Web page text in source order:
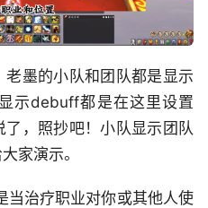
墨的小队和团队都是显示
示debuff都是在这里设置
，照抄吧！小队显示团队
家演示。
当治疗职业对你或其他人使